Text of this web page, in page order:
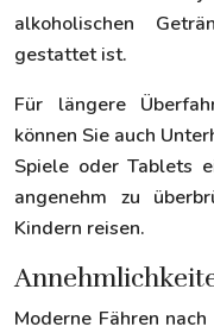
alkoholischen
gestattet ist.
Für längere
können Sie auch
Spiele oder Tablets
angenehm zu
Kindern reisen.
Moderne Fähren